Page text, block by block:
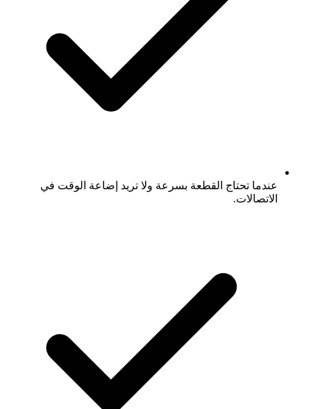
عندما تحتاج القطعة بسرعة ولا تريد إضاعة الوقت في
الاتصالات.